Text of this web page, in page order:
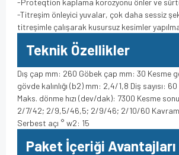
-Proteqtion kaplama korozyonu önler ve
-Titreşim önleyici yuvalar, çok daha sessiz
titreşimle çalışarak kusursuz kesimler
Teknik Özellikler
Dış çap mm: 260 Göbek çap mm: 30 Kesme
gövde kalınlığı (b2) mm: 2,4/1,8 Diş sayısı:
Maks. dönme hızı (dev/dak): 7300 Kesme
2/7/42; 2/9,5/46,5; 2/9/46; 2/10/60 Kavrama
Serbest açı ° w2: 15
Paket İçeriği Avantajları